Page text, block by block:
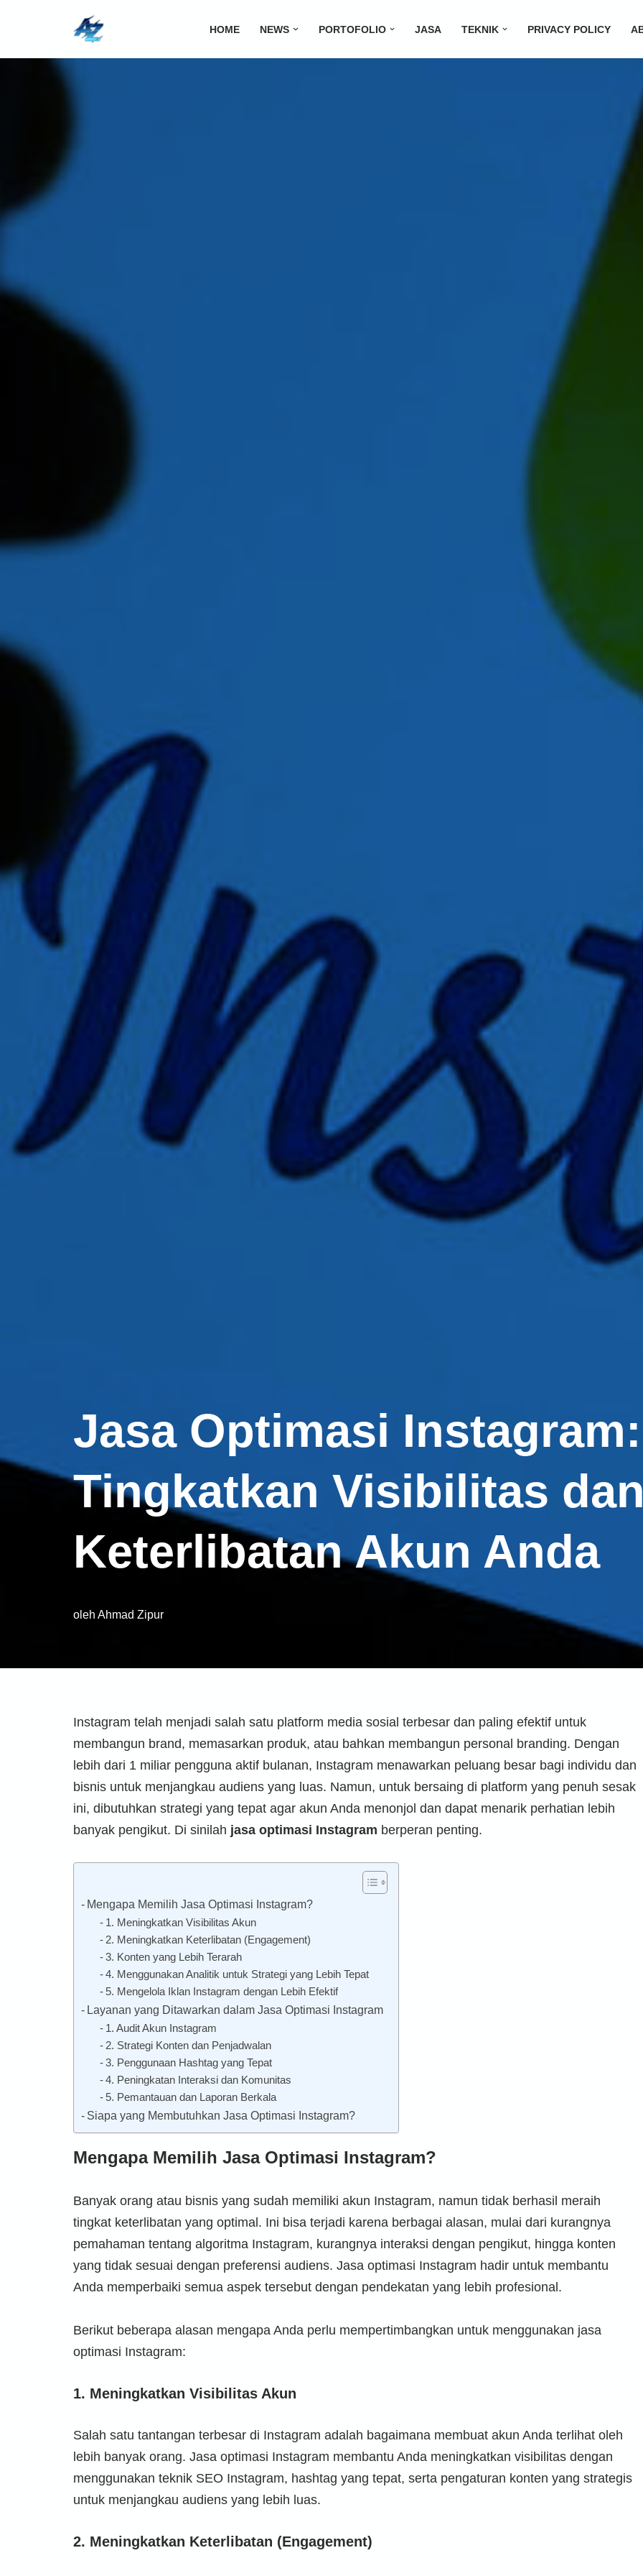
ke
HOME NEWS PORTOFOLIO JASA TEKNIK PRIVACY POLICY
Jasa Optimasi Instagram:
Tingkatkan Visibilitas
Keterlibatan Akun Anda
oleh Ahmad Zipur
Instagram telah menjadi salah satu platform media sosial terbesar dan paling efektif untuk
membangun brand, memasarkan produk, atau bahkan membangun personal branding. Dengan
lebih dari 1 miliar pengguna aktif bulanan, Instagram menawarkan peluang besar bagi individu dan
bisnis untuk menjangkau audiens yang luas. Namun, untuk bersaing di platform yang penuh sesak
ini, dibutuhkan strategi yang tepat agar akun Anda menonjol dan dapat menarik perhatian lebih
banyak pengikut. Di sinilah jasa optimasi Instagram berperan penting.
Mengapa Memilih Jasa Optimasi Instagram?
1. Meningkatkan Visibilitas Akun
2. Meningkatkan Keterlibatan (Engagement)
3. Konten yang Lebih Terarah
4. Menggunakan Analitik untuk Strategi yang Lebih Tepat
5. Mengelola Iklan Instagram dengan Lebih Efektif
Layanan yang Ditawarkan dalam Jasa Optimasi Instagram
1. Audit Akun Instagram
2. Strategi Konten dan Penjadwalan
3. Penggunaan Hashtag yang Tepat
4. Peningkatan Interaksi dan Komunitas
5. Pemantauan dan Laporan Berkala
Siapa yang Membutuhkan Jasa Optimasi Instagram?
Mengapa Memilih Jasa Optimasi Instagram?
Banyak orang atau bisnis yang sudah memiliki akun Instagram, namun tidak berhasil meraih
tingkat keterlibatan yang optimal. Ini bisa terjadi karena berbagai alasan, mulai dari kurangnya
pemahaman tentang algoritma Instagram, kurangnya interaksi dengan pengikut, hingga konten
yang tidak sesuai dengan preferensi audiens. Jasa optimasi Instagram hadir untuk membantu
Anda memperbaiki semua aspek tersebut dengan pendekatan yang lebih profesional.
Berikut beberapa alasan mengapa Anda perlu mempertimbangkan untuk menggunakan jasa
optimasi Instagram:
1. Meningkatkan Visibilitas Akun
Salah satu tantangan terbesar di Instagram adalah bagaimana membuat akun Anda terlihat oleh
lebih banyak orang. Jasa optimasi Instagram membantu Anda meningkatkan visibilitas dengan
menggunakan teknik SEO Instagram, hashtag yang tepat, serta pengaturan konten yang strategis
untuk menjangkau audiens yang lebih luas.
2. Meningkatkan Keterlibatan (Engagement)